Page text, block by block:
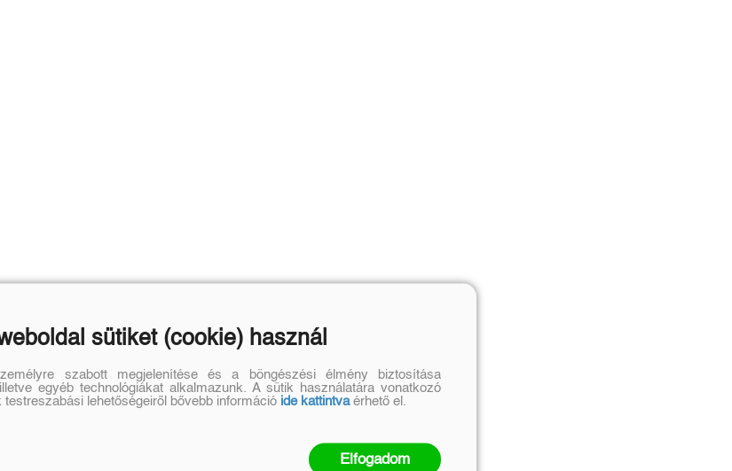
sütiket (cookie) használ
szabott megjelenítése és a böngészési élmény biztosítása
egyéb technológiákat alkalmazunk. A sütik használatára vonatkozó
lehetőségeiről bővebb információ ide kattintvaérhető el.
Elfogadom